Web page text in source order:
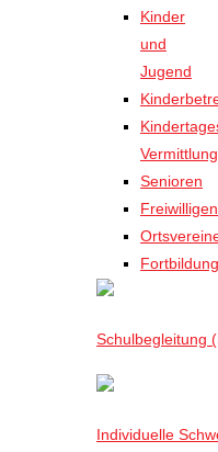
Kinder
und
Jugend
Vermittlung
Senioren
Schulbegleitung
Individuelle